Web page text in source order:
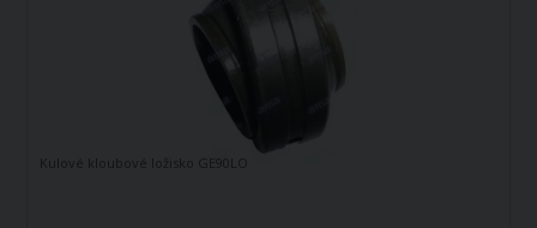
Kulové kloubové ložisko GE90LO